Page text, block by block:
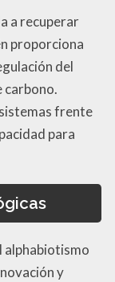
a recuperar
proporciona
del
carbono.
frente
para
alphabiotismo
y